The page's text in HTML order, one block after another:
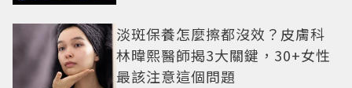
淡斑保養怎麼擦都沒效？皮膚科
林暐熙醫師揭3大關鍵，30+女性
最該注意這個問題